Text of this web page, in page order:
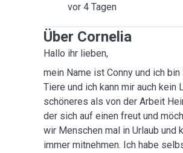
vor 4 Tagen
Über Cornelia
Hallo ihr lieben,
mein Name ist Conny und ich
Tiere und ich kann mir auch
schöneres als von der Arbeit
der sich auf einen freut und
wir Menschen mal in Urlaub und
immer mitnehmen. Ich habe